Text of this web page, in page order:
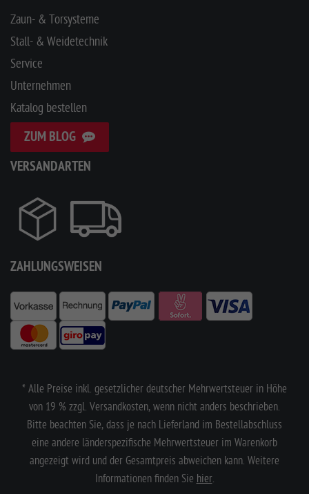
Zaun- & Torsysteme
Stall- & Weidetechnik
Service
Unternehmen
Katalog bestellen
ZUM BLOG
VERSANDARTEN
ZAHLUNGSWEISEN
* Alle Preise inkl. gesetzlicher deutscher Mehrwertsteuer in Höhe
von 19 % zzgl. Versandkosten, wenn nicht anders beschrieben.
Bitte beachten Sie, dass je nach Lieferland im Bestellabschluss
eine andere länderspezifische Mehrwertsteuer im Warenkorb
angezeigt wird und der Gesamtpreis abweichen kann. Weitere
Informationen finden Sie hier.